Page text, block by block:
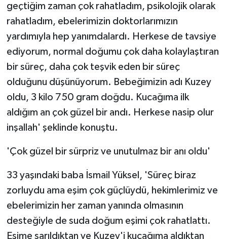
geçtiğim zaman çok rahatladım, psikolojik olarak
rahatladım, ebelerimizin doktorlarımızın
yardımıyla hep yanımdalardı. Herkese de tavsiye
ediyorum, normal doğumu çok daha kolaylaştıran
bir süreç, daha çok teşvik eden bir süreç
olduğunu düşünüyorum. Bebeğimizin adı Kuzey
oldu, 3 kilo 750 gram doğdu. Kucağıma ilk
aldığım an çok güzel bir andı. Herkese nasip olur
inşallah' şeklinde konuştu.
'Çok güzel bir sürpriz ve unutulmaz bir anı oldu'
33 yaşındaki baba İsmail Yüksel, 'Süreç biraz
zorluydu ama eşim çok güçlüydü, hekimlerimiz ve
ebelerimizin her zaman yanında olmasının
desteğiyle de suda doğum eşimi çok rahatlattı.
Eşime sarıldıktan ve Kuzey'i kucağıma aldıktan